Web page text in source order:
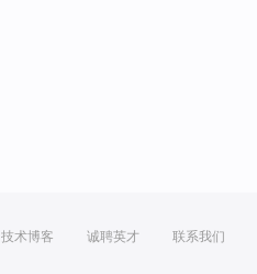
技术博客 诚聘英才 联系我们